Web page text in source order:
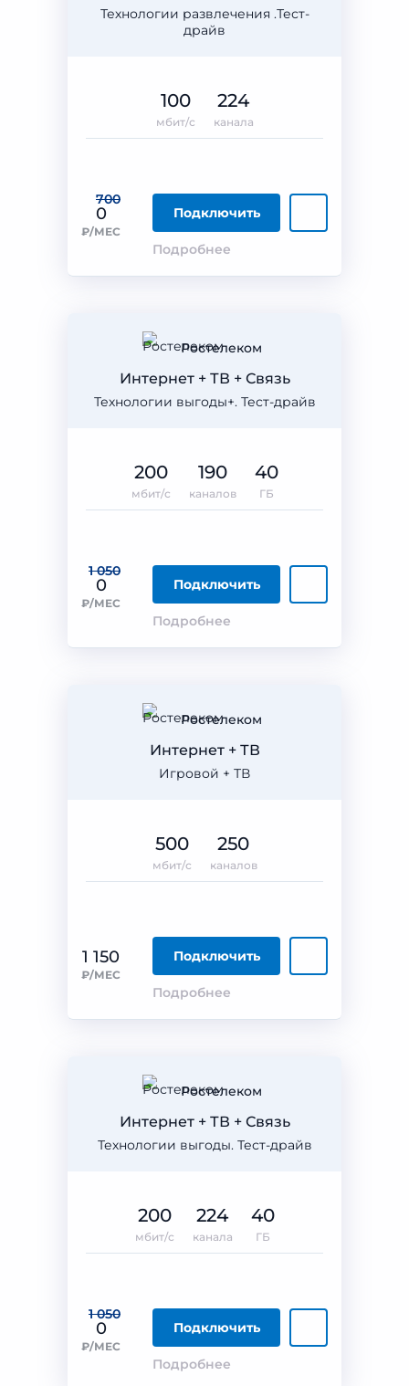
Технологии развлечения .Тест-
драйв
700
0
₽/МЕС
Подключить
Подробнее
100
мбит/с
224
канала
Ростелеком
Технологии выгоды+. Тест-драйв
Интернет + ТВ + Связь
1 050
0
₽/МЕС
Подключить
Подробнее
200
мбит/с
190
каналов
40
ГБ
Ростелеком
Игровой + ТВ
Интернет + ТВ
1 150
₽/МЕС
Подключить
Подробнее
500
мбит/с
250
каналов
Ростелеком
Технологии выгоды. Тест-драйв
Интернет + ТВ + Связь
1 050
0
₽/МЕС
Подключить
Подробнее
200
мбит/с
224
канала
40
ГБ